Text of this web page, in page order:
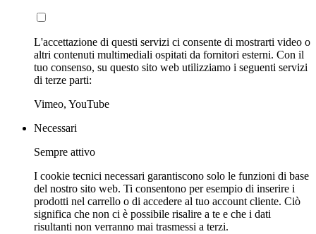
L'accettazione di questi servizi ci consente di mostrarti video o
altri contenuti multimediali ospitati da fornitori esterni. Con il
tuo consenso, su questo sito web utilizziamo i seguenti servizi
di terze parti:
Vimeo, YouTube
Necessari
Sempre attivo
I cookie tecnici necessari garantiscono solo le funzioni di base
del nostro sito web. Ti consentono per esempio di inserire i
prodotti nel carrello o di accedere al tuo account cliente. Ciò
significa che non ci è possibile risalire a te e che i dati
risultanti non verranno mai trasmessi a terzi.